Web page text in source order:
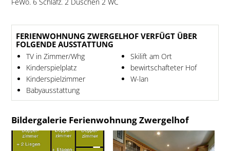
FERIENWOHNUNG ZWERGELHOF VERFÜGT ÜBER
FOLGENDE AUSSTATTUNG
TV in Zimmer/Whg
Kinderspielplatz
Kinderspielzimmer
Babyausstattung
Skilift am Ort
bewirtschafteter Hof
W-lan
Bildergalerie Ferienwohnung Zwergelhof